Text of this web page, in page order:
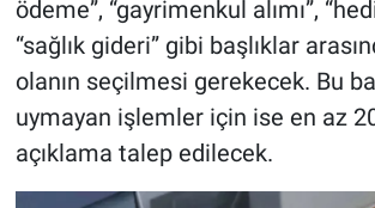
ödeme”, “gayrimenkul alımı”,
“sağlık gideri” gibi başlıklar
olanın seçilmesi gerekecek. Bu
uymayan işlemler için ise en az
açıklama talep edilecek.